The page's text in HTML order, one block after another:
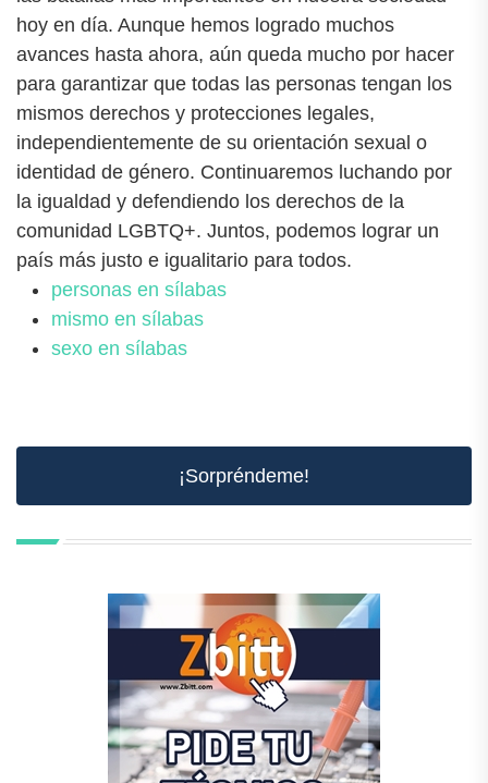
hoy en día. Aunque hemos logrado muchos
avances hasta ahora, aún queda mucho por hacer
para garantizar que todas las personas tengan los
mismos derechos y protecciones legales,
independientemente de su orientación sexual o
identidad de género. Continuaremos luchando por
la igualdad y defendiendo los derechos de la
comunidad LGBTQ+. Juntos, podemos lograr un
país más justo e igualitario para todos.
personas en sílabas
mismo en sílabas
sexo en sílabas
¡Sorpréndeme!